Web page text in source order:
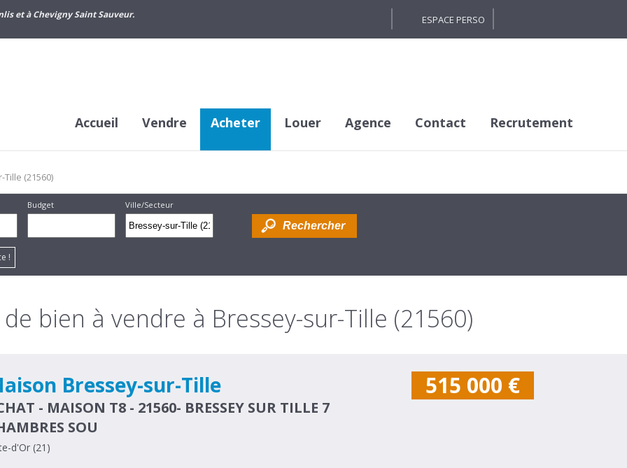
et à Chevigny Saint Sauveur. ESPACE PERSO
Accueil Vendre Acheter Louer Agence Contact Recrutement
(21560)
Budget Ville/Secteur
sur la
!
bien à vendre à Bressey-sur-Tille (21560)
Bressey-sur-Tille
- MAISON T8 - 21560- BRESSEY SUR TILLE 7
SOU
d'Or (21)
515 000 €